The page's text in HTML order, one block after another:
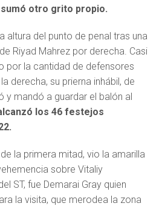
otro grito propio.
altura del punto de penal tras una
Riyad Mahrez por derecha. Casi
por la cantidad de defensores
derecha, su prierna inhábil, de
y mandó a guardar el balón al
los 46 festejos
la primera mitad, vio la amarilla
sobre Vitaliy
ST, fue Demarai Gray quien
la visita, que merodea la zona